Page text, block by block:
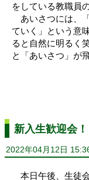
をしている教職員
あいさつには、
ていく」という意
ると自然に明るく
と「あいさつ」が
新入生歓迎会！
2022年04月12日
本日午後、生徒